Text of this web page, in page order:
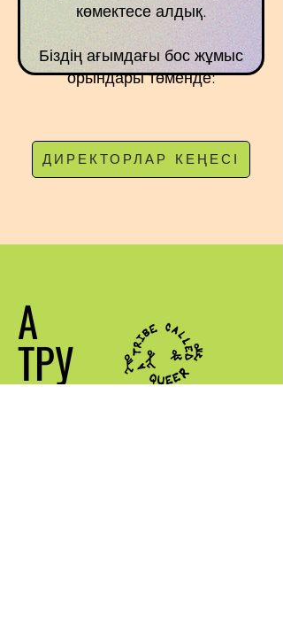
көмектесе алдық.
Біздің ағымдағы бос жұмыс
орындары төменде:
ДИРЕКТОРЛАР КЕҢЕСІ
А
ТРУ
ҚОҢЫРАДЫ